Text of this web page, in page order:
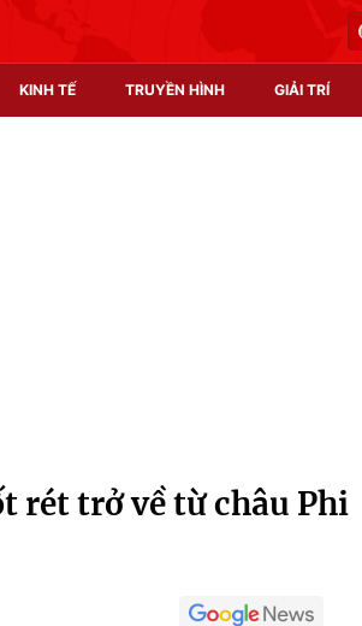
KINH TẾ TRUYỀN HÌNH GIẢI TRÍ
rét trở về từ châu Phi